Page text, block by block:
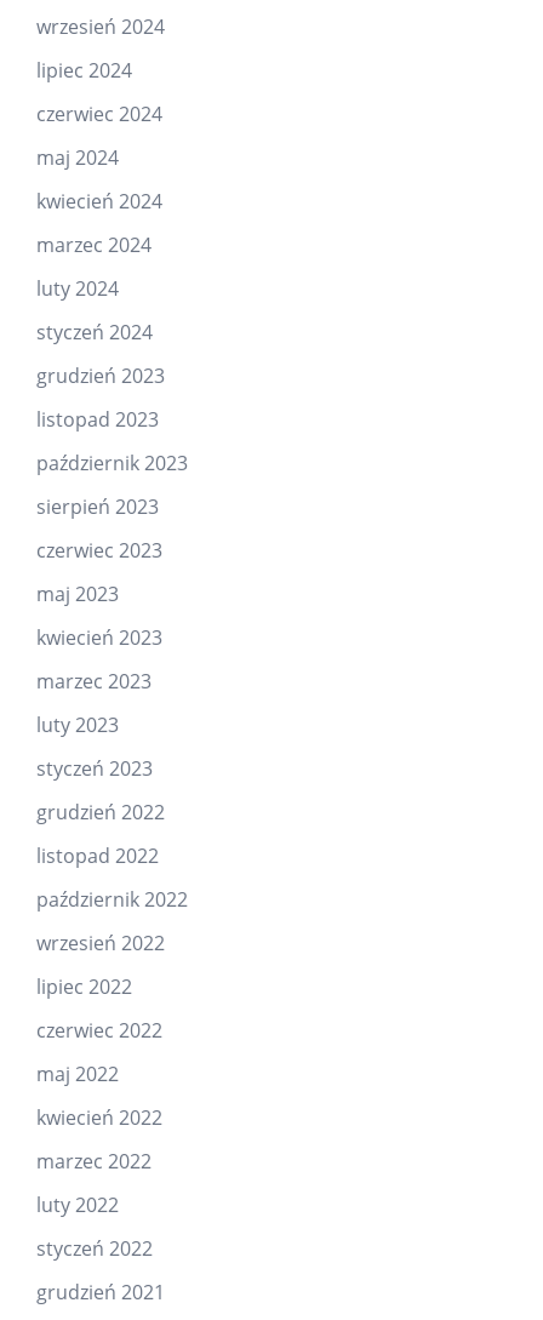
wrzesień 2024
lipiec 2024
czerwiec 2024
maj 2024
kwiecień 2024
marzec 2024
luty 2024
styczeń 2024
grudzień 2023
listopad 2023
październik 2023
sierpień 2023
czerwiec 2023
maj 2023
kwiecień 2023
marzec 2023
luty 2023
styczeń 2023
grudzień 2022
listopad 2022
październik 2022
wrzesień 2022
lipiec 2022
czerwiec 2022
maj 2022
kwiecień 2022
marzec 2022
luty 2022
styczeń 2022
grudzień 2021